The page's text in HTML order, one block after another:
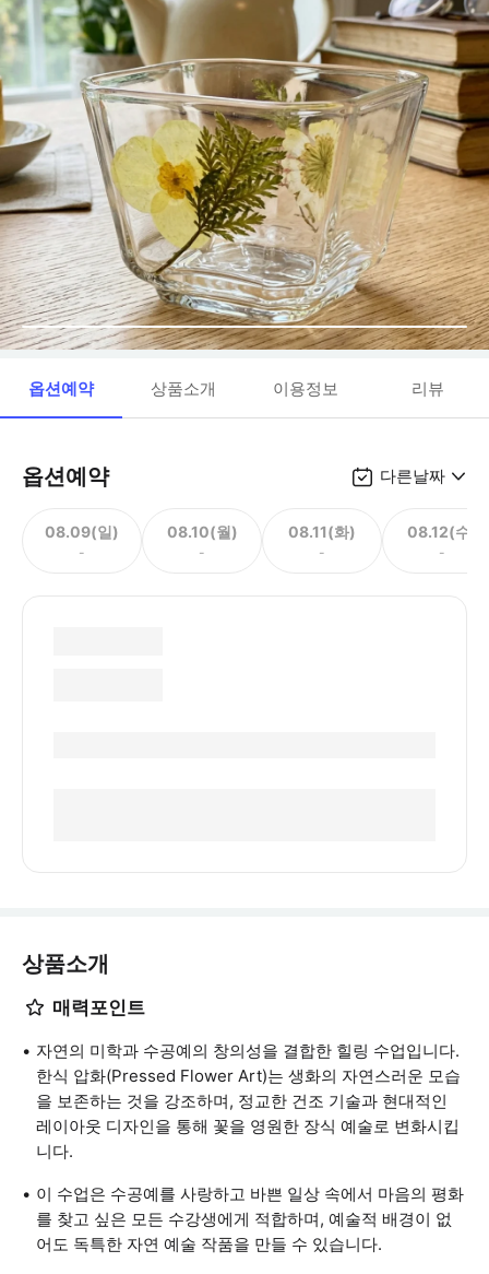
옵션예약 상품소개 이용정보 리뷰
옵션예약 다른날짜
08.09(일)
-
08.10(월)
-
08.11(화)
-
08.12(수)
-
상품소개
매력포인트
자연의 미학과 수공예의 창의성을 결합한 힐링 수업입니다.
한식 압화(Pressed Flower Art)는 생화의 자연스러운 모습
을 보존하는 것을 강조하며, 정교한 건조 기술과 현대적인
레이아웃 디자인을 통해 꽃을 영원한 장식 예술로 변화시킵
니다.
이 수업은 수공예를 사랑하고 바쁜 일상 속에서 마음의 평화
를 찾고 싶은 모든 수강생에게 적합하며, 예술적 배경이 없
어도 독특한 자연 예술 작품을 만들 수 있습니다.